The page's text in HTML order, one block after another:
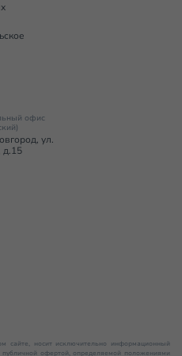
офис
ул.
д.15
сайте, носит исключительно информационный
офертой, определяемой положениями